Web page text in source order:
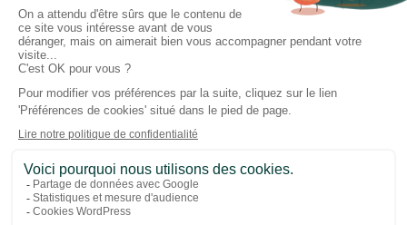
Actualités
Politique de retour
Paiement 100% sécurisé
Suivez-nous sur les réseaux
FacebookInstagram